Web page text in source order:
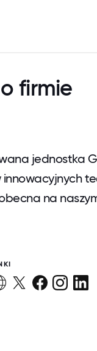
firmie
jednostka
innowacyjnych
na